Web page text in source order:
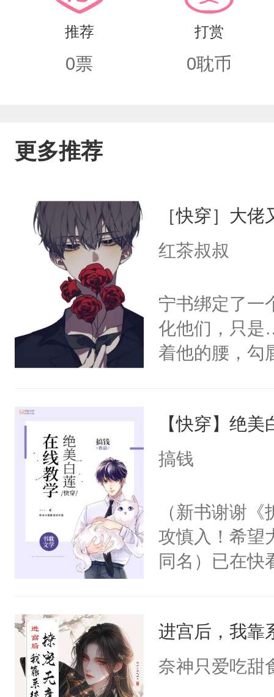
推荐
0票
打赏
0耽币
更多推荐
［快穿］大
红茶叔叔
宁书绑定了一
化他们，只是
着他的腰，勾
来，给老公
用力——为你
【快穿】绝
搞钱
（新书谢谢
攻慎入！希望
同名）已在快
成为所有白莲
I，他们决定
进宫后，我靠
奈神只爱吃甜